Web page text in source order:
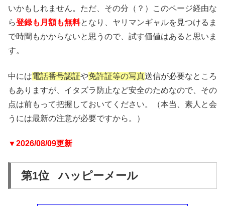
いかもしれません。ただ、その分（？）このページ経由な
ら登録も月額も無料となり、ヤリマンギャルを見つけるま
で時間もかからないと思うので、試す価値はあると思いま
す。
中には電話番号認証や免許証等の写真送信が必要なところ
もありますが、イタズラ防止など安全のためなので、その
点は前もって把握しておいてください。（本当、素人と会
うには最新の注意が必要ですから。）
▼2026/08/09更新
第1位 ハッピーメール